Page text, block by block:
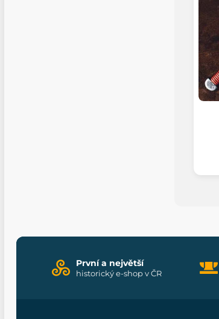
První a největší
historický e-shop v ČR